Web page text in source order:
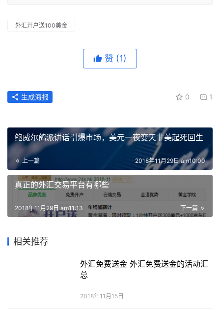
外汇开户送100美金
赞 (1)
0 1
生成海报
鲍威尔鸽派讲话引爆市场，美元一夜变天非美起死回生
上一篇 2018年11月29日 am10:00
真正的外汇交易平台有哪些
下一篇
2018年11月29日 am11:13
相关推荐
外汇免费送金 外汇免费送金的活动汇
总
2018年11月15日